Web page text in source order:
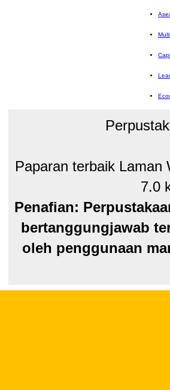
Paparan terbaik Laman
7.0
Penafian:
bertanggungjawab
oleh penggunaan